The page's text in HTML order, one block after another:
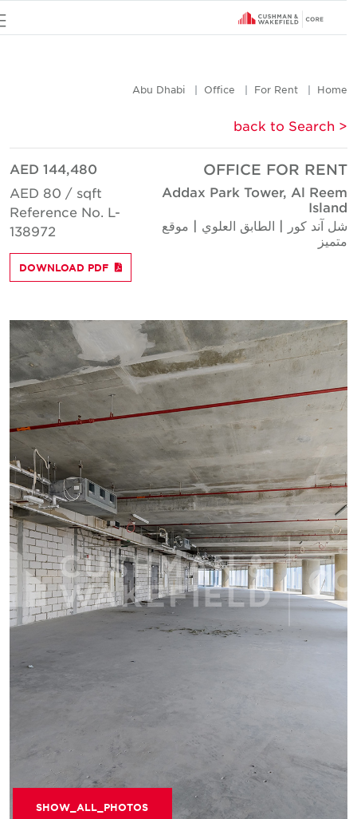
Home
For Rent
Office
Abu Dhabi
< back to Search
OFFICE FOR RENT
Addax Park Tower, Al Reem
Island
شل آند كور | الطابق العلوي | موقع
متميز
AED 144,480
AED 80 / sqft
Reference No. L-
138972
DOWNLOAD PDF
SHOW_ALL_PHOTOS